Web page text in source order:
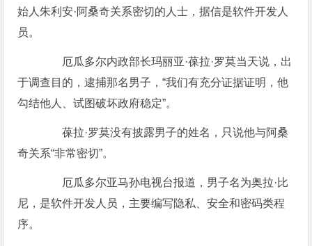
始人朱利安·阿桑奇关系密切的人士，据信是软件开发人
员。
厄瓜多尔内政部长玛丽亚·葆拉·罗莫当天说，出
于调查目的，逮捕那名男子，“我们有充分证据证明，他
勾结他人、试图破坏政府稳定”。
葆拉·罗莫没有披露男子的姓名，只说他与阿桑
奇关系“非常密切”。
厄瓜多尔亚马孙电视台报道，男子名为奥拉·比
尼，是软件开发人员，主要编写隐私、安全和密码类程
序。